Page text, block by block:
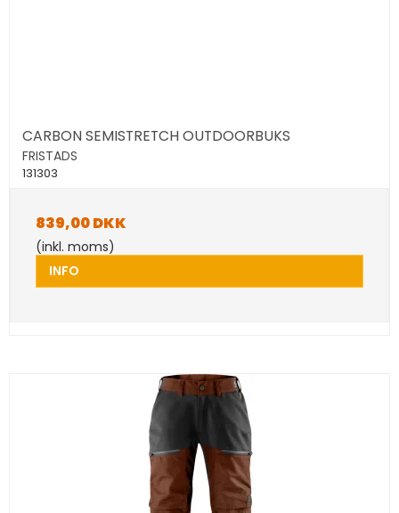
CARBON SEMISTRETCH OUTDOORBUKS
FRISTADS
131303
839,00 DKK
(inkl. moms)
INFO